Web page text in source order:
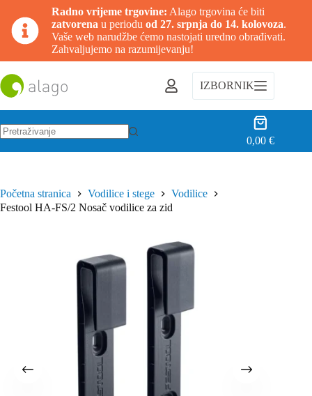
Radno vrijeme trgovine: Alago trgovina će biti
zatvorena u periodu od 27. srpnja do 14. kolovoza.
Vaše web narudžbe ćemo nastojati uredno obrađivati.
Zahvaljujemo na razumijevanju!
na
sadržaj
IZBORNIK
Košarica
0,00€
Početna stranica Vodilice i stege
Vodilice
Festool HA-FS/2 Nosač vodilice za zid